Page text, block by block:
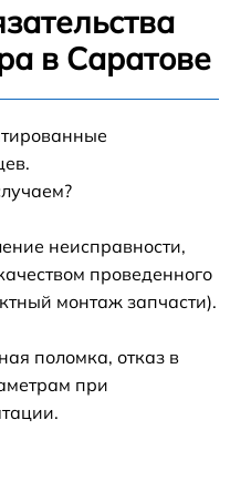
в Саратове
неисправности,
проведенного
монтаж запчасти).
поломка, отказ в
при